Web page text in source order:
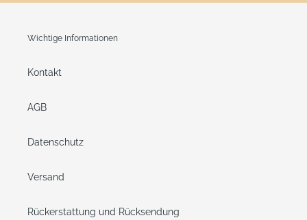
Wichtige Informationen
Kontakt
AGB
Datenschutz
Versand
Rückerstattung und Rücksendung